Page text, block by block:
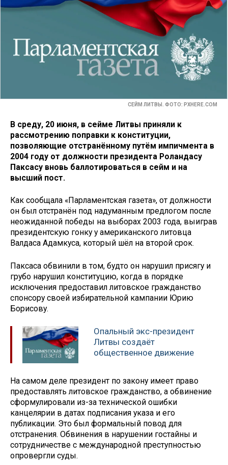
СЕЙМ ЛИТВЫ. ФОТО: PXHERE.COM
В среду, 20 июня, в сейме Литвы приняли к
рассмотрению поправки к конституции,
позволяющие отстранённому путём импичмента в
2004 году от должности президента Роландасу
Паксасу вновь баллотироваться в сейм и на
высший пост.
Как сообщала «Парламентская газета», от должности
он был отстранён под надуманным предлогом после
неожиданной победы на выборах 2003 года, выиграв
президентскую гонку у американского литовца
Валдаса Адамкуса, который шёл на второй срок.
Паксаса обвинили в том, будто он нарушил присягу и
грубо нарушил конституцию, когда в порядке
исключения предоставил литовское гражданство
спонсору своей избирательной кампании Юрию
Борисову.
Опальный экс-президент
Литвы создаёт
общественное движение
На самом деле президент по закону имеет право
предоставлять литовское гражданство, а обвинение
сформулировали из-за технической ошибки
канцелярии в датах подписания указа и его
публикации. Это был формальный повод для
отстранения. Обвинения в нарушении гостайны и
сотрудничестве с международной преступностью
опровергли суды.